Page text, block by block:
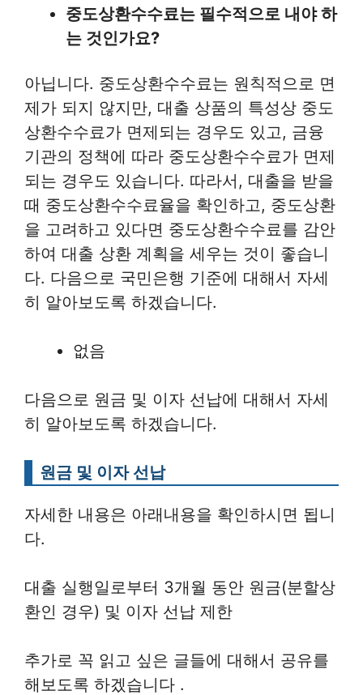
중도상환수수료는 필수적으로 내야 하
는 것인가요?
아닙니다. 중도상환수수료는 원칙적으로 면
제가 되지 않지만, 대출 상품의 특성상 중도
상환수수료가 면제되는 경우도 있고, 금융
기관의 정책에 따라 중도상환수수료가 면제
되는 경우도 있습니다. 따라서, 대출을 받을
때 중도상환수수료율을 확인하고, 중도상환
을 고려하고 있다면 중도상환수수료를 감안
하여 대출 상환 계획을 세우는 것이 좋습니
다. 다음으로 국민은행 기준에 대해서 자세
히 알아보도록 하겠습니다.
없음
다음으로 원금 및 이자 선납에 대해서 자세
히 알아보도록 하겠습니다.
원금 및 이자 선납
자세한 내용은 아래내용을 확인하시면 됩니
다.
대출 실행일로부터 3개월 동안 원금(분할상
환인 경우) 및 이자 선납 제한
추가로 꼭 읽고 싶은 글들에 대해서 공유를
해보도록 하겠습니다 .